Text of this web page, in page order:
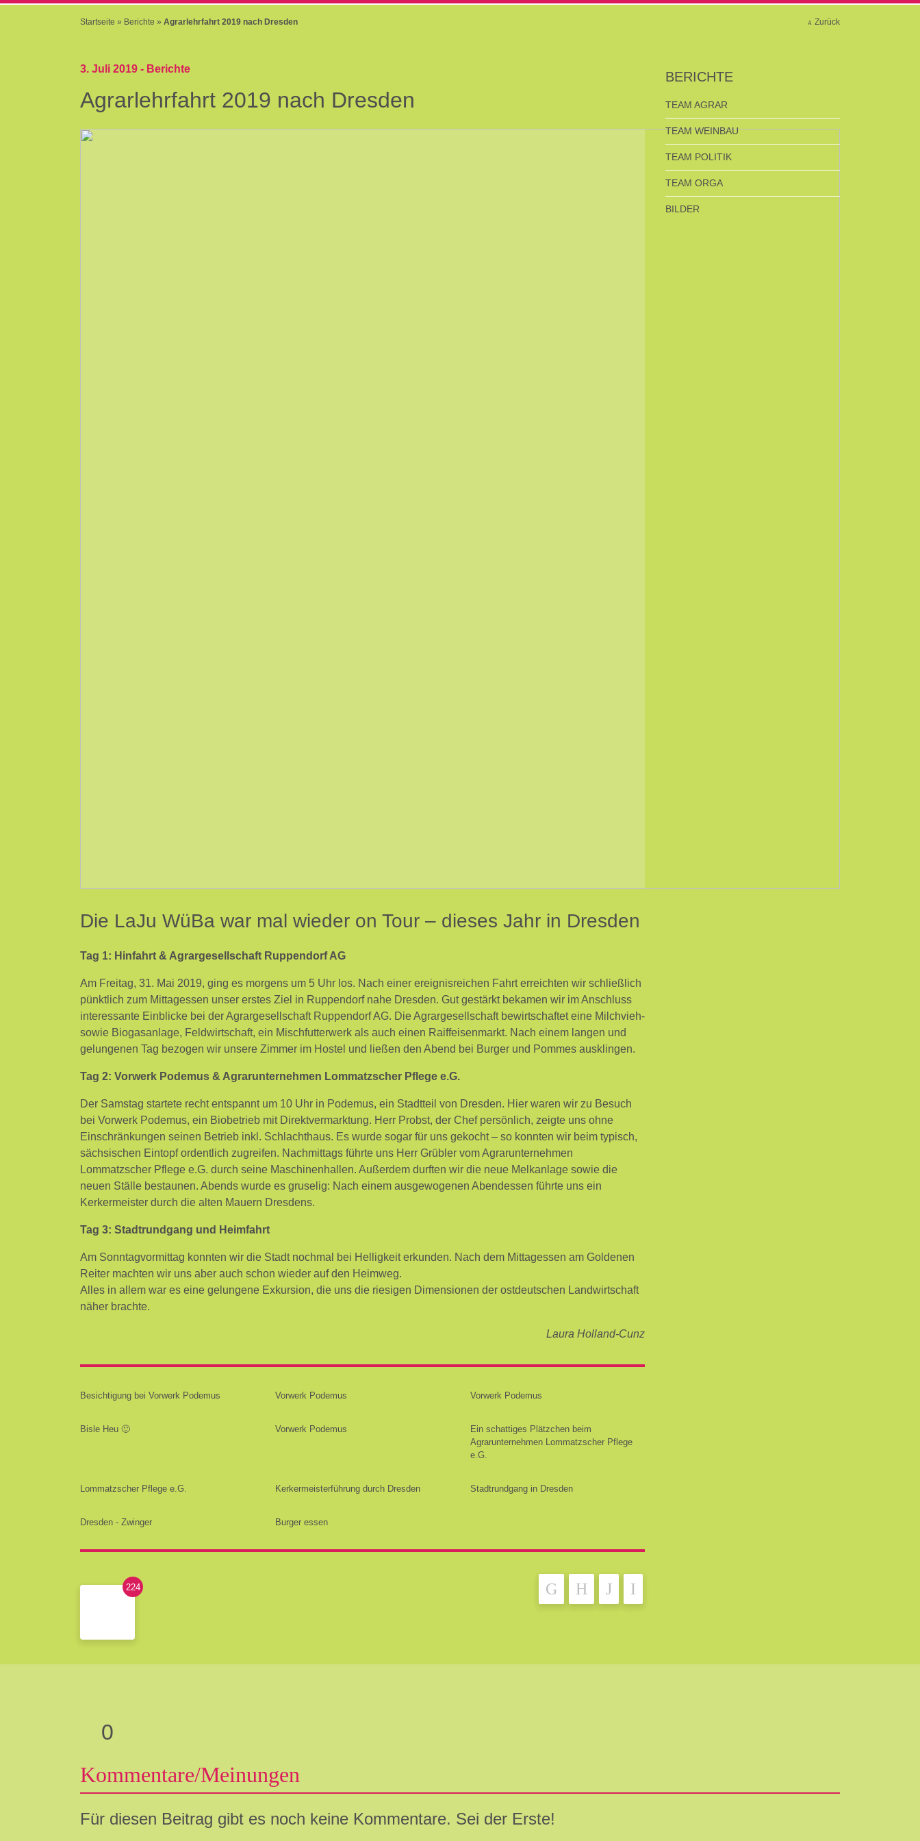
Startseite » Berichte » Agrarlehrfahrt 2019 nach Dresden Zurück
3. Juli 2019 - Berichte
Agrarlehrfahrt 2019 nach Dresden
Die LaJu WüBa war mal wieder on Tour – dieses Jahr in Dresden
Tag 1: Hinfahrt & Agrargesellschaft Ruppendorf AG
Am Freitag, 31. Mai 2019, ging es morgens um 5 Uhr los. Nach einer ereignisreichen Fahrt erreichten wir schließlich
pünktlich zum Mittagessen unser erstes Ziel in Ruppendorf nahe Dresden. Gut gestärkt bekamen wir im Anschluss
interessante Einblicke bei der Agrargesellschaft Ruppendorf AG. Die Agrargesellschaft bewirtschaftet eine Milchvieh-
sowie Biogasanlage, Feldwirtschaft, ein Mischfutterwerk als auch einen Raiffeisenmarkt. Nach einem langen und
gelungenen Tag bezogen wir unsere Zimmer im Hostel und ließen den Abend bei Burger und Pommes ausklingen.
Tag 2: Vorwerk Podemus & Agrarunternehmen Lommatzscher Pflege e.G.
Der Samstag startete recht entspannt um 10 Uhr in Podemus, ein Stadtteil von Dresden. Hier waren wir zu Besuch
bei Vorwerk Podemus, ein Biobetrieb mit Direktvermarktung. Herr Probst, der Chef persönlich, zeigte uns ohne
Einschränkungen seinen Betrieb inkl. Schlachthaus. Es wurde sogar für uns gekocht – so konnten wir beim typisch,
sächsischen Eintopf ordentlich zugreifen. Nachmittags führte uns Herr Grübler vom Agrarunternehmen
Lommatzscher Pflege e.G. durch seine Maschinenhallen. Außerdem durften wir die neue Melkanlage sowie die
neuen Ställe bestaunen. Abends wurde es gruselig: Nach einem ausgewogenen Abendessen führte uns ein
Kerkermeister durch die alten Mauern Dresdens.
Tag 3: Stadtrundgang und Heimfahrt
Am Sonntagvormittag konnten wir die Stadt nochmal bei Helligkeit erkunden. Nach dem Mittagessen am Goldenen
Reiter machten wir uns aber auch schon wieder auf den Heimweg.
Alles in allem war es eine gelungene Exkursion, die uns die riesigen Dimensionen der ostdeutschen Landwirtschaft
näher brachte.
Laura Holland-Cunz
Besichtigung bei Vorwerk Podemus Vorwerk Podemus Vorwerk Podemus
Bisle Heu 🙂 Vorwerk Podemus
Ein schattiges Plätzchen beim
Agrarunternehmen Lommatzscher Pflege
e.G.
Lommatzscher Pflege e.G. Kerkermeisterführung durch Dresden Stadtrundgang in Dresden
Dresden - Zwinger Burger essen
224
BERICHTE
TEAM AGRAR
TEAM WEINBAU
TEAM POLITIK
TEAM ORGA
BILDER
0
Kommentare/Meinungen
Für diesen Beitrag gibt es noch keine Kommentare. Sei der Erste!